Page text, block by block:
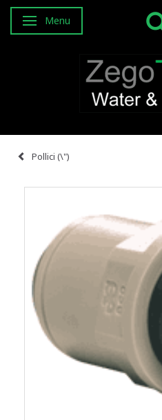
Attiva/disattiva navigazione
Menu
Pollici (\")